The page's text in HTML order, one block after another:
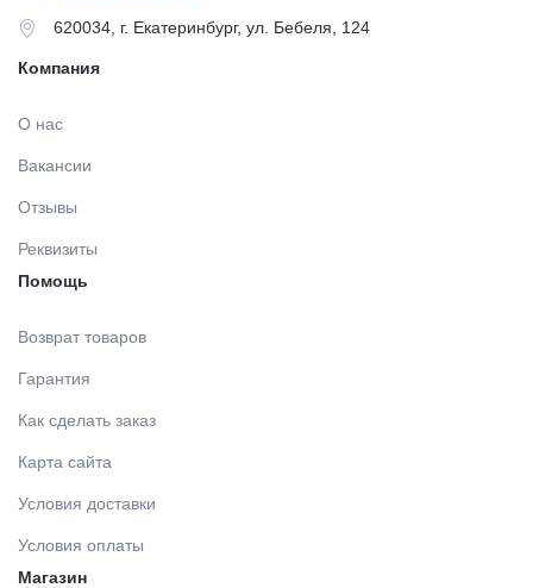
620034, г. Екатеринбург, ул. Бебеля, 124
Компания
О нас
Вакансии
Отзывы
Реквизиты
Помощь
Возврат товаров
Гарантия
Как сделать заказ
Карта сайта
Условия доставки
Условия оплаты
Магазин